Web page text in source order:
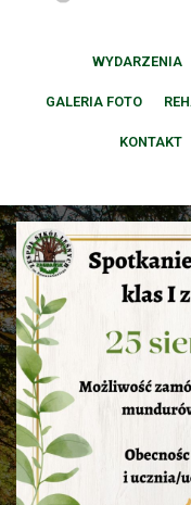
WYDARZENIA
GALERIA FOTO
KONTAKT